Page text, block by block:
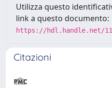
Utilizza questo
link a questo documento:
https://hdl.handle.net/
Citazioni